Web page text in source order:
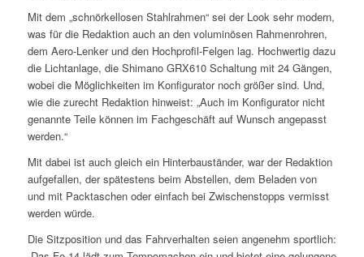
Mit dem „schnörkellosen Stahlrahmen“ sei der Look sehr modern,
was für die Redaktion auch an den voluminösen Rahmenrohren,
dem Aero-Lenker und den Hochprofil-Felgen lag. Hochwertig dazu
die Lichtanlage, die Shimano GRX610 Schaltung mit 24 Gängen,
wobei die Möglichkeiten im Konfigurator noch größer sind. Und,
wie die zurecht Redaktion hinweist: „Auch im Konfigurator nicht
genannte Teile können im Fachgeschäft auf Wunsch angepasst
werden.“
Mit dabei ist auch gleich ein Hinterbauständer, war der Redaktion
aufgefallen, der spätestens beim Abstellen, dem Beladen von
und mit Packtaschen oder einfach bei Zwischenstopps vermisst
werden würde.
Die Sitzposition und das Fahrverhalten seien angenehm sportlich: